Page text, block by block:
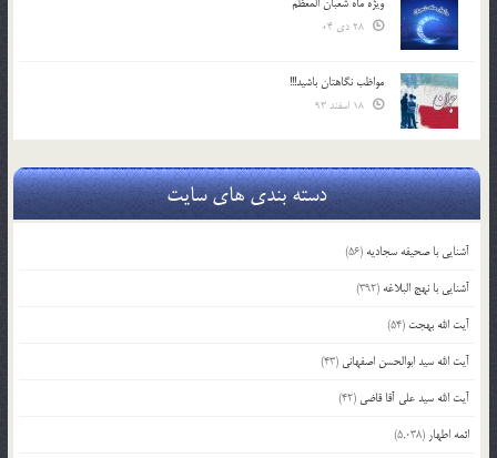
مواظب نگاهتان باشید!!!
دسته بندی های سایت
آشنایی با صحیفه سجادیه (56)
آشنایی با نهج البلاغه (392)
آیت الله بهجت (54)
آیت الله سید ابوالحسن اصفهانی (43)
آیت الله سید علی آقا قاضی (42)
ائمه اطهار (5,038)